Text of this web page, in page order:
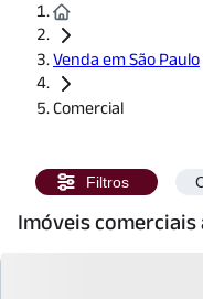
Venda em São Paulo
Comercial
Filtros
Imóveis comerciais